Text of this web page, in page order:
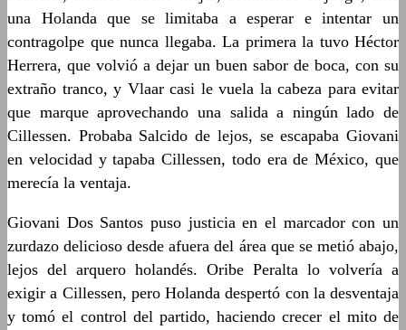
una Holanda que se limitaba a esperar e intentar un
contragolpe que nunca llegaba. La primera la tuvo Héctor
Herrera, que volvió a dejar un buen sabor de boca, con su
extraño tranco, y Vlaar casi le vuela la cabeza para evitar
que marque aprovechando una salida a ningún lado de
Cillessen. Probaba Salcido de lejos, se escapaba Giovani
en velocidad y tapaba Cillessen, todo era de México, que
merecía la ventaja.
Giovani Dos Santos puso justicia en el marcador con un
zurdazo delicioso desde afuera del área que se metió abajo,
lejos del arquero holandés. Oribe Peralta lo volvería a
exigir a Cillessen, pero Holanda despertó con la desventaja
y tomó el control del partido, haciendo crecer el mito de